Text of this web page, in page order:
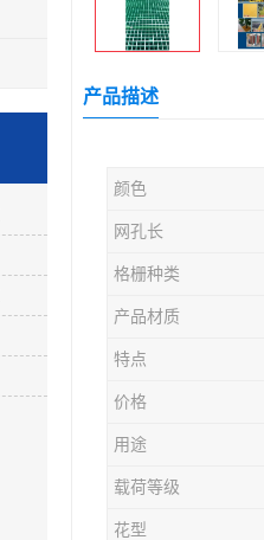
产品描述
颜色
网孔长
格栅种类
产品材质
特点
价格
用途
载荷等级
花型